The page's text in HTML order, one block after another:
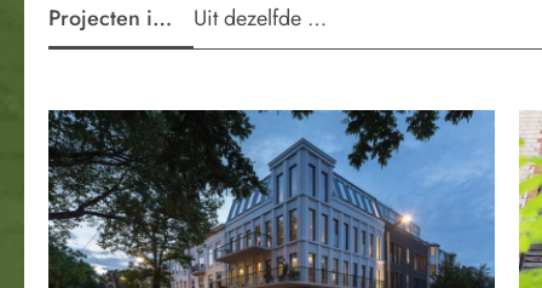
Projecten in de wijkUit dezelfde periode